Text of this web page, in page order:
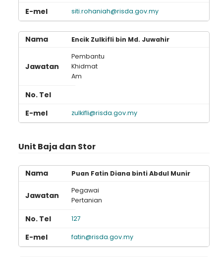
siti.rohaniah@risda.gov.my
Encik Zulkifli bin Md. Juwahir
Pembantu
Khidmat
Am
zulkifli@risda.gov.my
Unit Baja dan Stor
Puan Fatin Diana binti Abdul Munir
Pegawai
Pertanian
127
fatin@risda.gov.my
Loading AiRIS...